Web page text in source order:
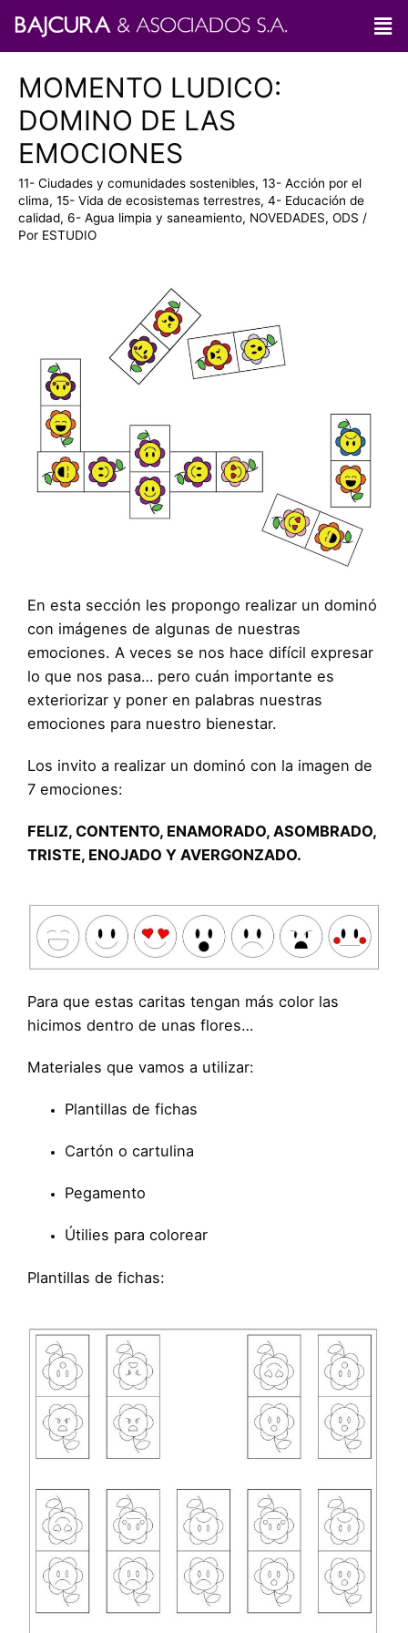
MOMENTO LUDICO:
DOMINO DE LAS
EMOCIONES
11- Ciudades y comunidades sostenibles, 13- Acción por el
clima, 15- Vida de ecosistemas terrestres, 4- Educación de
calidad, 6- Agua limpia y saneamiento, NOVEDADES, ODS /
Por ESTUDIO
En esta sección les propongo realizar un dominó
con imágenes de algunas de nuestras
emociones. A veces se nos hace difícil expresar
lo que nos pasa… pero cuán importante es
exteriorizar y poner en palabras nuestras
emociones para nuestro bienestar.
Los invito a realizar un dominó con la imagen de
7 emociones:
FELIZ, CONTENTO, ENAMORADO, ASOMBRADO,
TRISTE, ENOJADO Y AVERGONZADO.
Para que estas caritas tengan más color las
hicimos dentro de unas flores…
Materiales que vamos a utilizar:
Plantillas de fichas
Cartón o cartulina
Pegamento
Útilies para colorear
Plantillas de fichas: